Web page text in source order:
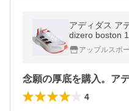
アディダス アディ
dizero boston 10 FY4079 メンズ ランニ
シュー
アップルスポ
4